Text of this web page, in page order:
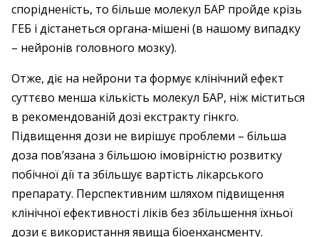
спорідненість, то більше молекул БАР пройде крізь
ГЕБ і дістанеться органа-мішені (в нашому випадку
– нейронів головного мозку).
Отже, діє на нейрони та формує клінічний ефект
суттєво менша кількість молекул БАР, ніж міститься
в рекомендованій дозі екстракту гінкго.
Підвищення дози не вирішує проблеми – більша
доза пов’язана з більшою імовірністю розвитку
побічної дії та збільшує вартість лікарського
препарату. Перспективним шляхом підвищення
клінічної ефективності ліків без збільшення їхньої
дози є використання явища біоенхансменту.